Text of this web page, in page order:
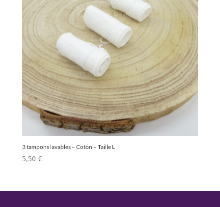
3 tampons lavables – Coton – Taille L
5,50 €